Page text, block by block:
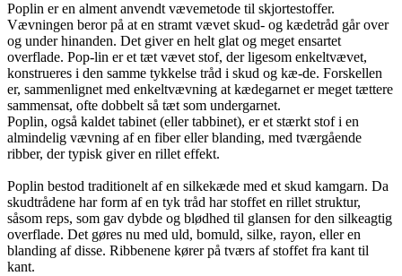
Poplin er en alment anvendt vævemetode til skjortestoffer.
Vævningen beror på at en stramt vævet skud- og kædetråd går over
og under hinanden. Det giver en helt glat og meget ensartet
overflade. Pop-lin er et tæt vævet stof, der ligesom enkeltvævet,
konstrueres i den samme tykkelse tråd i skud og kæ-de. Forskellen
er, sammenlignet med enkeltvævning at kædegarnet er meget tættere
sammensat, ofte dobbelt så tæt som undergarnet.
Poplin, også kaldet tabinet (eller tabbinet), er et stærkt stof i en
almindelig vævning af en fiber eller blanding, med tværgående
ribber, der typisk giver en rillet effekt.
Poplin bestod traditionelt af en silkekæde med et skud kamgarn. Da
skudtrådene har form af en tyk tråd har stoffet en rillet struktur,
såsom reps, som gav dybde og blødhed til glansen for den silkeagtig
overflade. Det gøres nu med uld, bomuld, silke, rayon, eller en
blanding af disse. Ribbenene kører på tværs af stoffet fra kant til
kant.